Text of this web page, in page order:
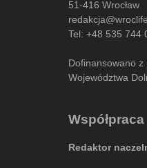
51-416 Wrocław
Tel: +48 535 744
Dofinansowano z
Województwa
Współpraca
Redaktor